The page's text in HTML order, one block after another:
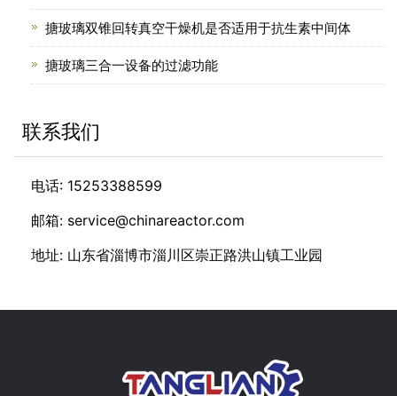
搪玻璃双锥回转真空干燥机是否适用于抗生素中间体
搪玻璃三合一设备的过滤功能
联系我们
电话: 15253388599
邮箱: service@chinareactor.com
地址: 山东省淄博市淄川区崇正路洪山镇工业园